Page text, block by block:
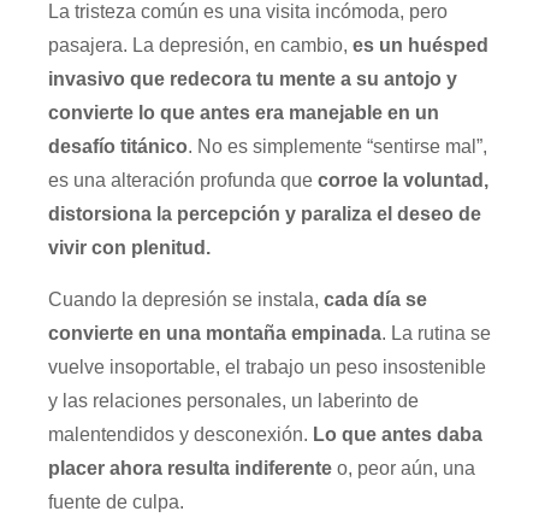
La tristeza común es una visita incómoda, pero
pasajera. La depresión, en cambio, es un huésped
invasivo que redecora tu mente a su antojo y
convierte lo que antes era manejable en un
desafío titánico. No es simplemente “sentirse mal”,
es una alteración profunda que corroe la voluntad,
distorsiona la percepción y paraliza el deseo de
vivir con plenitud.
Cuando la depresión se instala, cada día se
convierte en una montaña empinada. La rutina se
vuelve insoportable, el trabajo un peso insostenible
y las relaciones personales, un laberinto de
malentendidos y desconexión. Lo que antes daba
placer ahora resulta indiferente o, peor aún, una
fuente de culpa.